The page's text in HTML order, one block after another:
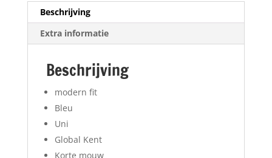
Beschrijving
Extra informatie
Beschrijving
modern fit
Bleu
Uni
Global Kent
Korte mouw